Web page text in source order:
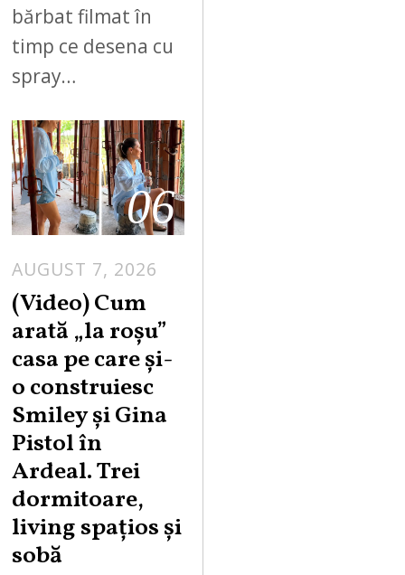
bărbat filmat în
timp ce desena cu
spray…
06
AUGUST 7, 2026
(Video) Cum
arată „la roşu”
casa pe care şi-
o construiesc
Smiley şi Gina
Pistol în
Ardeal. Trei
dormitoare,
living spațios și
sobă